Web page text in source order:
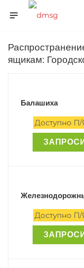
ящикам:
Балашиха
Доступно П/
Доступно П/